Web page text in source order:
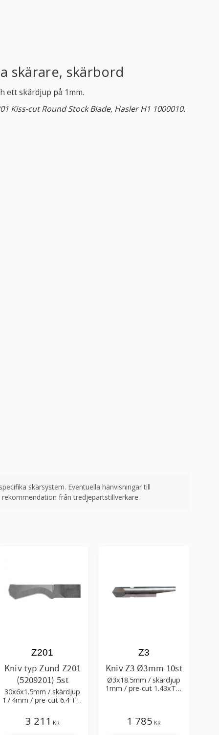
skärare, skärbord
ett skärdjup på 1mm.
Kiss-cut Round Stock Blade, Hasler H1 1000010.
skärsystem. Eventuella hänvisningar till
från tredjepartstillverkare.
Kniv typ Zund Z201
(5209201) 5st
30x6x1.5mm / skärdjup
17.4mm / pre-cut 6.4 Tm
Z201
3 211 KR
Kniv Z3 Ø3mm 10st
Ø3x18.5mm / skärdjup
1mm / pre-cut 1.43xTm
Z3
1 785 KR